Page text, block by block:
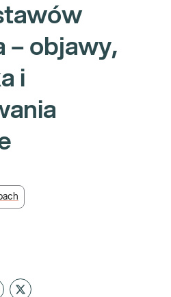
– objawy,
i